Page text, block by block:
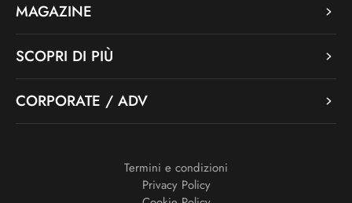
MAGAZINE
SCOPRI DI PIÙ
CORPORATE / ADV
Termini e condizioni
Privacy Policy